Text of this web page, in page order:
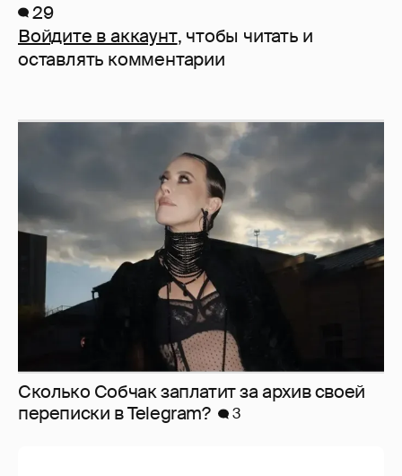
29
Войдите в аккаунт, чтобы читать и
оставлять комментарии
Сколько Собчак заплатит за архив своей
перeписки в Telegram?
3